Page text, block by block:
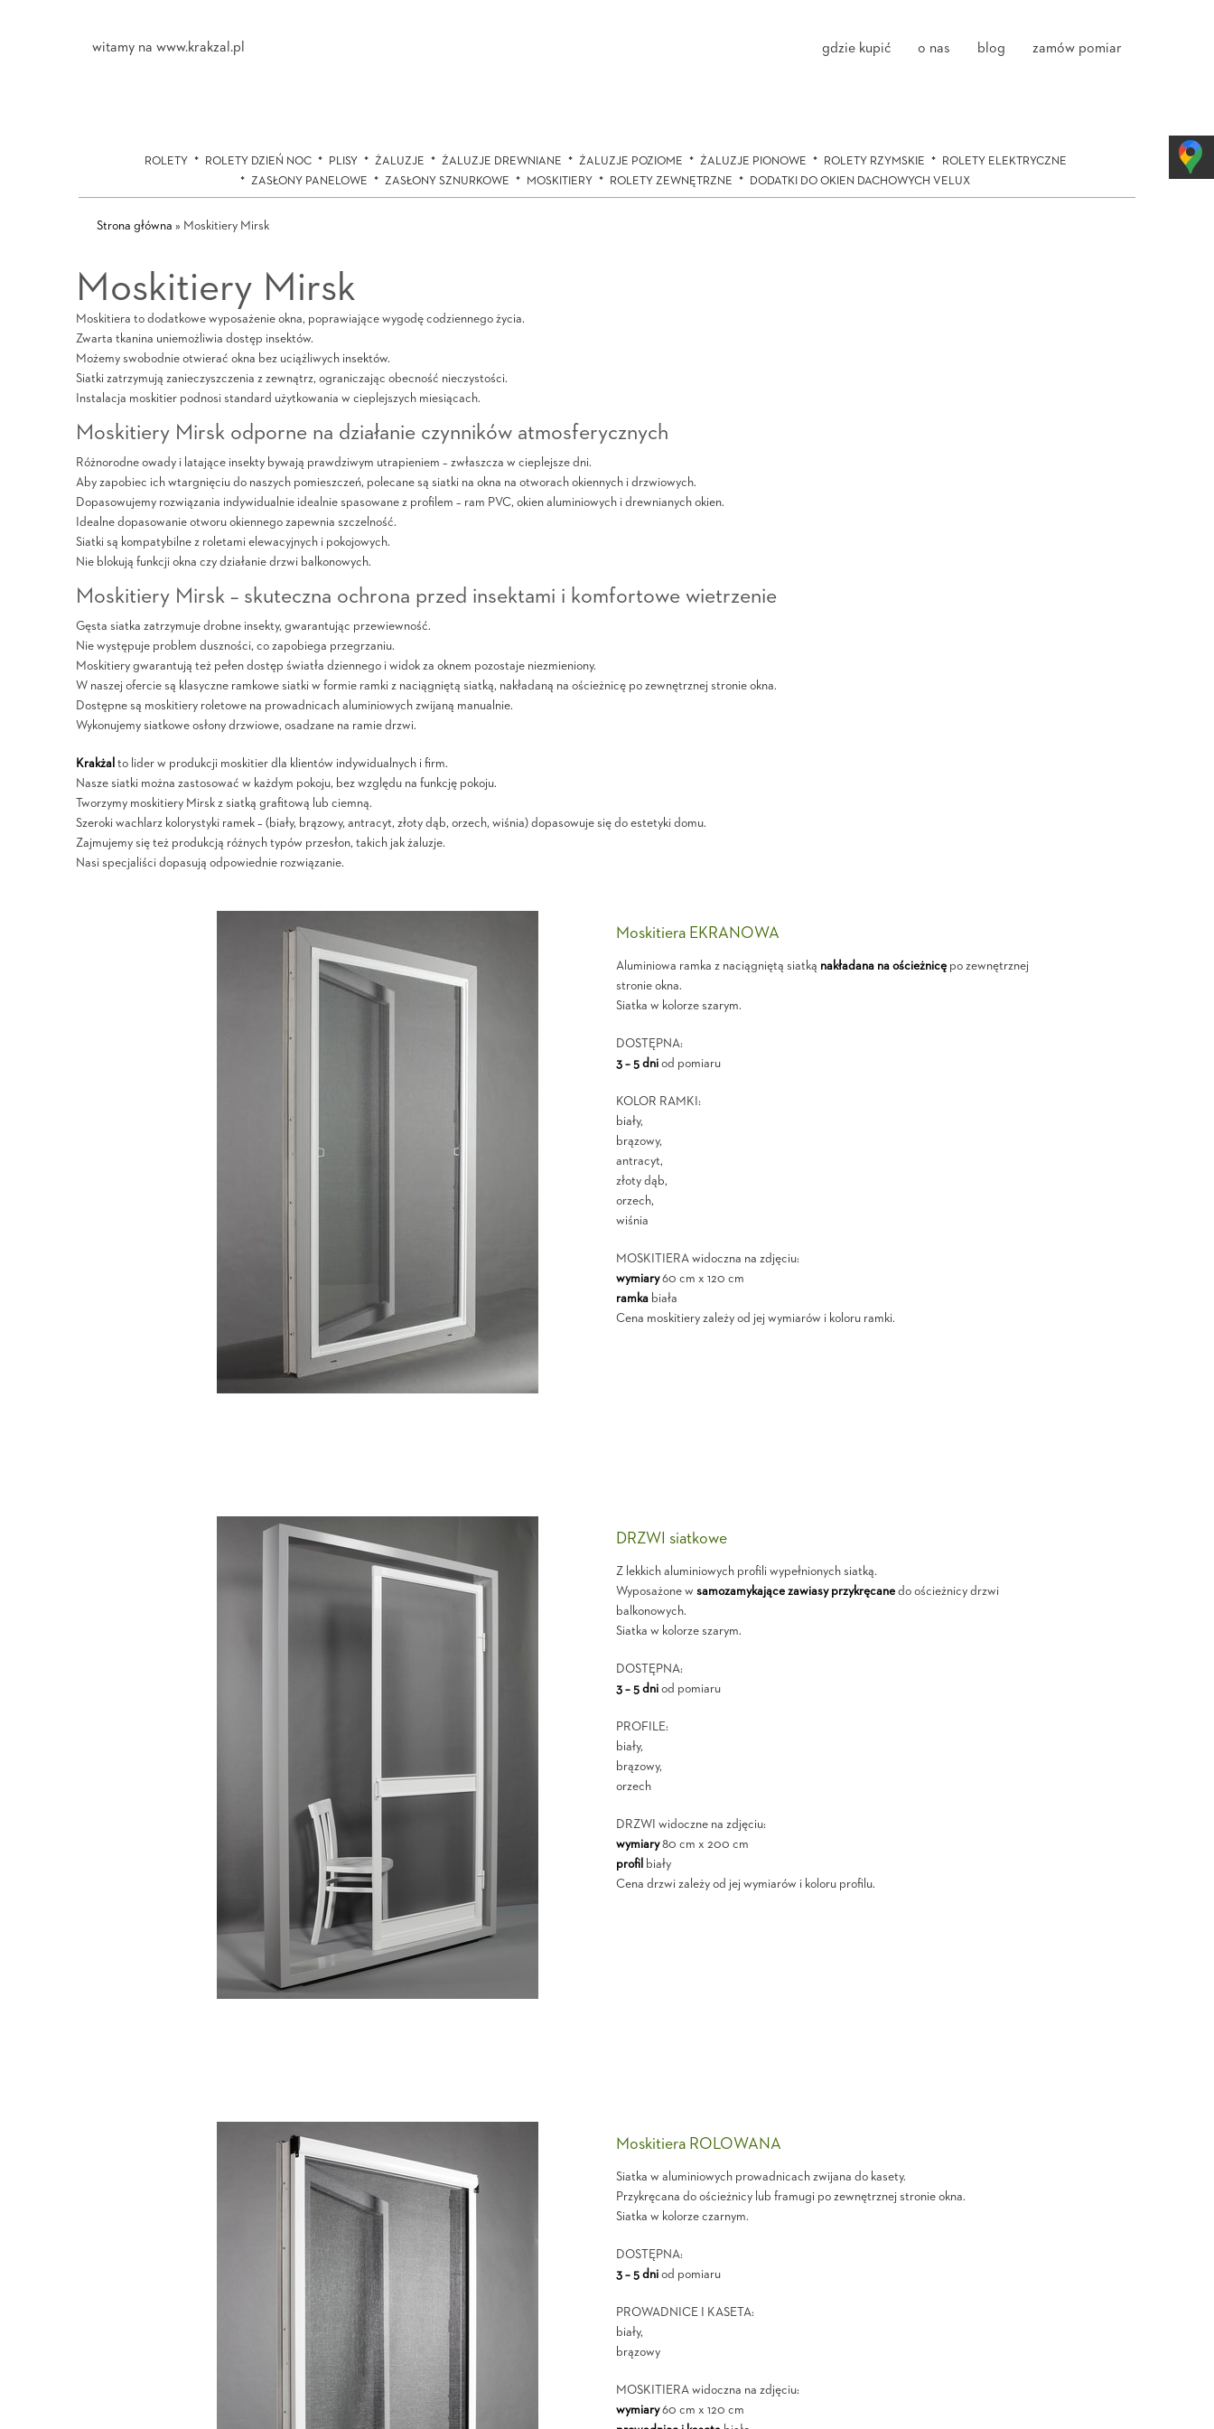
witamy na www.krakzal.pl gdzie kupić o nas blog zamów pomiar
ROLETY ROLETY DZIEŃ NOC PLISY ŻALUZJE ŻALUZJE DREWNIANE ŻALUZJE POZIOME ŻALUZJE PIONOWE ROLETY RZYMSKIE
ROLETY ELEKTRYCZNE
ZASŁONY PANELOWE
ZASŁONY SZNURKOWE MOSKITIERY ROLETY ZEWNĘTRZNE DODATKI DO OKIEN DACHOWYCH VELUX
Strona główna » Moskitiery Mirsk
Moskitiery Mirsk
Moskitiera to dodatkowe wyposażenie okna, poprawiające wygodę codziennego życia.
Zwarta tkanina uniemożliwia dostęp insektów.
Możemy swobodnie otwierać okna bez uciążliwych insektów.
Siatki zatrzymują zanieczyszczenia z zewnątrz, ograniczając obecność nieczystości.
Instalacja moskitier podnosi standard użytkowania w cieplejszych miesiącach.
Moskitiery Mirsk odporne na działanie czynników atmosferycznych
Różnorodne owady i latające insekty bywają prawdziwym utrapieniem – zwłaszcza w cieplejsze dni.
Aby zapobiec ich wtargnięciu do naszych pomieszczeń, polecane są siatki na okna na otworach okiennych i drzwiowych.
Dopasowujemy rozwiązania indywidualnie idealnie spasowane z profilem – ram PVC, okien aluminiowych i drewnianych okien.
Idealne dopasowanie otworu okiennego zapewnia szczelność.
Siatki są kompatybilne z roletami elewacyjnych i pokojowych.
Nie blokują funkcji okna czy działanie drzwi balkonowych.
Moskitiery Mirsk – skuteczna ochrona przed insektami i komfortowe wietrzenie
Gęsta siatka zatrzymuje drobne insekty, gwarantując przewiewność.
Nie występuje problem duszności, co zapobiega przegrzaniu.
Moskitiery gwarantują też pełen dostęp światła dziennego i widok za oknem pozostaje niezmieniony.
W naszej ofercie są klasyczne ramkowe siatki w formie ramki z naciągniętą siatką, nakładaną na ościeżnicę po zewnętrznej stronie okna.
Dostępne są moskitiery roletowe na prowadnicach aluminiowych zwijaną manualnie.
Wykonujemy siatkowe osłony drzwiowe, osadzane na ramie drzwi.
Krakżal to lider w produkcji moskitier dla klientów indywidualnych i firm.
Nasze siatki można zastosować w każdym pokoju, bez względu na funkcję pokoju.
Tworzymy moskitiery Mirsk z siatką grafitową lub ciemną.
Szeroki wachlarz kolorystyki ramek – (biały, brązowy, antracyt, złoty dąb, orzech, wiśnia) dopasowuje się do estetyki domu.
Zajmujemy się też produkcją różnych typów przesłon, takich jak żaluzje.
Nasi specjaliści dopasują odpowiednie rozwiązanie.
Moskitiera EKRANOWA
Aluminiowa ramka z naciągniętą siatką nakładana na ościeżnicę po zewnętrznej
stronie okna.
Siatka w kolorze szarym.
DOSTĘPNA:
3 – 5 dni od pomiaru
KOLOR RAMKI:
biały,
brązowy,
antracyt,
złoty dąb,
orzech,
wiśnia
MOSKITIERA widoczna na zdjęciu:
wymiary60 cm x 120 cm
ramka biała
Cena moskitiery zależy od jej wymiarów i koloru ramki.
DRZWI siatkowe
Z lekkich aluminiowych profili wypełnionych siatką.
Wyposażone wsamozamykające zawiasy przykręcane do ościeżnicy drzwi
balkonowych.
Siatka w kolorze szarym.
DOSTĘPNA:
3 – 5 dni od pomiaru
PROFILE:
biały,
brązowy,
orzech
DRZWI widoczne na zdjęciu:
wymiary80 cm x 200 cm
profil biały
Cena drzwi zależy od jej wymiarów i koloru profilu.
Moskitiera ROLOWANA
Siatka w aluminiowych prowadnicach zwijana do kasety.
Przykręcana do ościeżnicy lub framugi po zewnętrznej stronie okna.
Siatka w kolorze czarnym.
DOSTĘPNA:
3 – 5 dni od pomiaru
PROWADNICE I KASETA:
biały,
brązowy
MOSKITIERA widoczna na zdjęciu:
wymiary60 cm x 120 cm